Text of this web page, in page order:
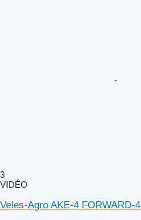
3
VIDÉO
Veles-Agro AKE-4 FORWARD-4